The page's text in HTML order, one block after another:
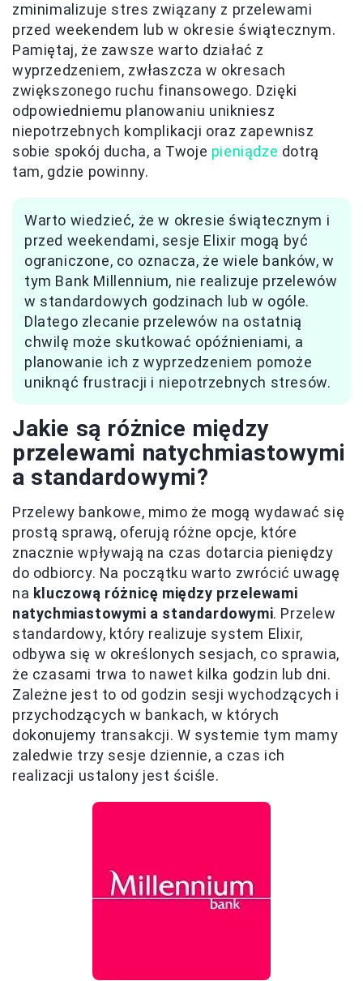
zminimalizuje stres związany z przelewami
przed weekendem lub w okresie świątecznym.
Pamiętaj, że zawsze warto działać z
wyprzedzeniem, zwłaszcza w okresach
zwiększonego ruchu finansowego. Dzięki
odpowiedniemu planowaniu unikniesz
niepotrzebnych komplikacji oraz zapewnisz
sobie spokój ducha, a Twoje pieniądze dotrą
tam, gdzie powinny.
Warto wiedzieć, że w okresie świątecznym i
przed weekendami, sesje Elixir mogą być
ograniczone, co oznacza, że wiele banków, w
tym Bank Millennium, nie realizuje przelewów
w standardowych godzinach lub w ogóle.
Dlatego zlecanie przelewów na ostatnią
chwilę może skutkować opóźnieniami, a
planowanie ich z wyprzedzeniem pomoże
uniknąć frustracji i niepotrzebnych stresów.
Jakie są różnice między
przelewami natychmiastowymi
a standardowymi?
Przelewy bankowe, mimo że mogą wydawać się
prostą sprawą, oferują różne opcje, które
znacznie wpływają na czas dotarcia pieniędzy
do odbiorcy. Na początku warto zwrócić uwagę
na kluczową różnicę między przelewami
natychmiastowymi a standardowymi. Przelew
standardowy, który realizuje system Elixir,
odbywa się w określonych sesjach, co sprawia,
że czasami trwa to nawet kilka godzin lub dni.
Zależne jest to od godzin sesji wychodzących i
przychodzących w bankach, w których
dokonujemy transakcji. W systemie tym mamy
zaledwie trzy sesje dziennie, a czas ich
realizacji ustalony jest ściśle.